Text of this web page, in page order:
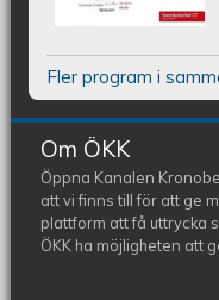
Progressiv
kyrka, del 2
Fler program i
Om ÖKK
Öppna Kanalen
att vi finns till för att ge
plattform att få uttrycka
ÖKK ha möjligheten att